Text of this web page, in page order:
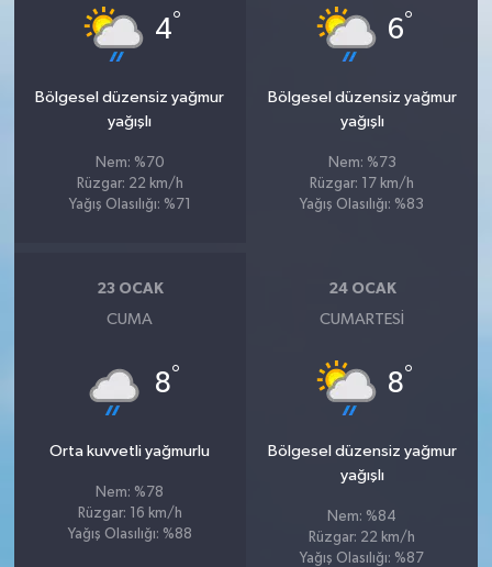
4°
Bölgesel düzensiz yağmur
yağışlı
Nem: %70
Rüzgar: 22 km/h
Yağış Olasılığı: %71
6°
Bölgesel düzensiz yağmur
yağışlı
Nem: %73
Rüzgar: 17 km/h
Yağış Olasılığı: %83
23 OCAK
CUMA
8°
Orta kuvvetli yağmurlu
Nem: %78
Rüzgar: 16 km/h
Yağış Olasılığı: %88
24 OCAK
CUMARTESI
8°
Bölgesel düzensiz yağmur
yağışlı
Nem: %84
Rüzgar: 22 km/h
Yağış Olasılığı: %87